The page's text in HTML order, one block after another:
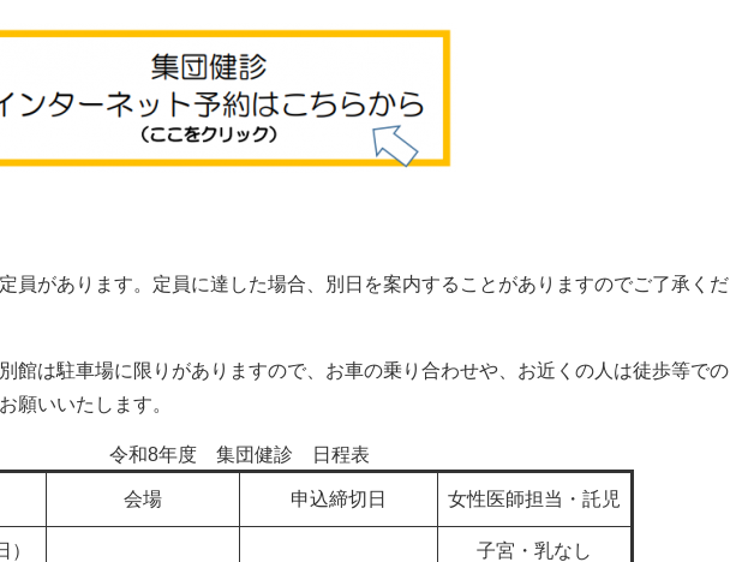
員があります。定員に達した場合、別日を案内することがありますのでご了承くだ
館は駐車場に限りがありますので、お車の乗り合わせや、お近くの人は徒歩等での
願いいたします。
令和8年度 集団健診 日程表
会場 申込締切日 女性医師担当・託児
子宮・乳なし